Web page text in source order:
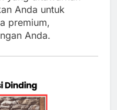
Anda untuk
premium,
Anda.